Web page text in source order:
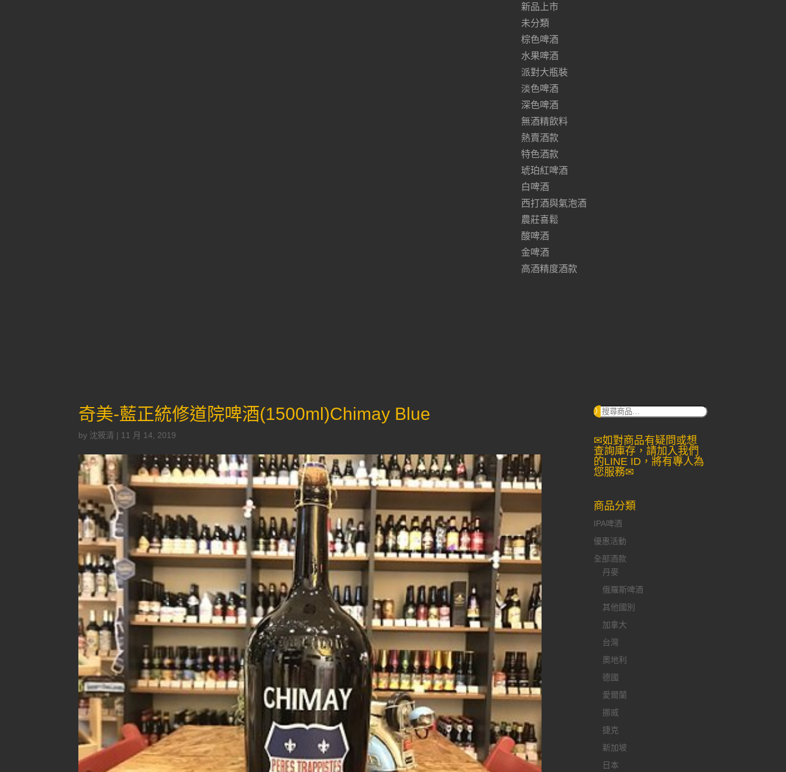
新品上市
未分類
棕色啤酒
水果啤酒
派對大瓶裝
淡色啤酒
深色啤酒
無酒精飲料
熱賣酒款
特色酒款
琥珀紅啤酒
白啤酒
西打酒與氣泡酒
農莊喜鬆
酸啤酒
金啤酒
高酒精度酒款
奇美-藍正統修道院啤酒(1500ml)Chimay Blue
by 沈筱清 | 11 月 14, 2019
搜
✉如對商品有疑問或想
查詢庫存，請加入我們
的LINE ID，將有專人為
您服務✉
商品分類
IPA啤酒
優惠活動
全部酒款
丹麥
俄羅斯啤酒
其他國別
加拿大
台灣
奧地利
德國
愛爾蘭
挪威
捷克
新加坡
日本